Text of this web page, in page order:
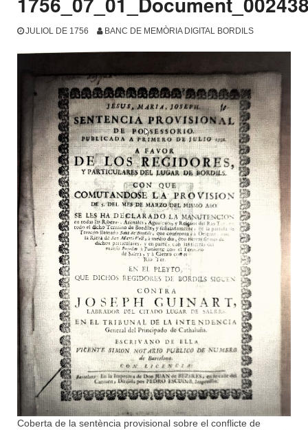
JULIOL DE 1756 BANC DE MEMÒRIA DIGITAL BORDILS
Coberta de la sentència provisional sobre el conflicte de